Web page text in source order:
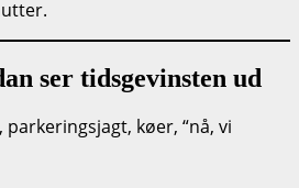
ser tidsgevinsten ud
køer, “nå, vi